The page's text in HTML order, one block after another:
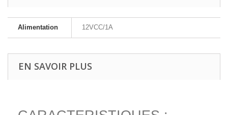
Alimentation 12VCC/1A
EN SAVOIR PLUS